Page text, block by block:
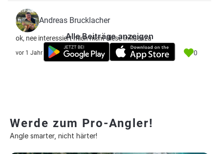
Andreas Brucklacher
ok, nee interessiert mich nicht diese Influenza
vor 1 Jahr 0
Alle Beiträge anzeigen
Werde zum Pro-Angler!
Angle smarter, nicht härter!